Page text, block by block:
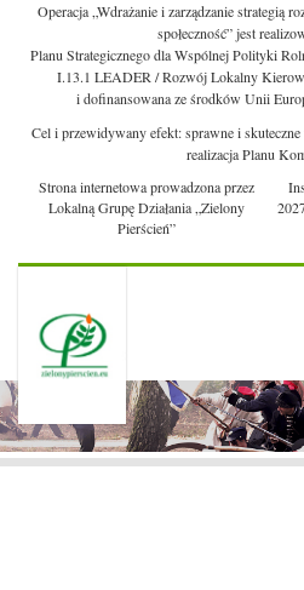
Operacja „Wdrażanie i zarządzanie strategią
społeczność” jest
Planu Strategicznego dla Wspólnej Polityki
I.13.1 LEADER / Rozwój Lokalny
i dofinansowana ze środków Unii
Cel i przewidywany efekt: sprawne i
realizacja Planu
Strona internetowa prowadzona przez
Lokalną Grupę Działania „Zielony
Pierścień”
Menu